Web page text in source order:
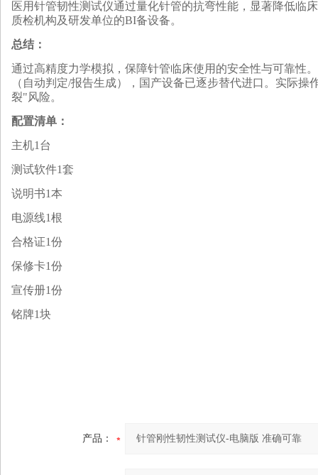
医用针管韧性测试仪通过量化针管的抗弯性能，显著降低临
质检机构及研发单位的BI备设备。
总结：
通过高精度力学模拟，保障针管临床使用的安全性与可靠性
（自动判定/报告生成），国产设备已逐步替代进口‌。实际
裂"风险‌。
配置清单：
主机1台
测试软件1套
说明书1本
电源线1根
合格证1份
保修卡1份
宣传册1份
铭牌1块
产品：